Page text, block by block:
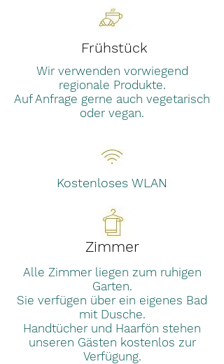
Frühstück
Wir verwenden vorwiegend
regionale Produkte.
Auf Anfrage gerne auch vegetarisch
oder vegan.
Kostenloses WLAN
Zimmer
Alle Zimmer liegen zum ruhigen
Garten.
Sie verfügen über ein eigenes Bad
mit Dusche.
Handtücher und Haarfön stehen
unseren Gästen kostenlos zur
Verfügung.